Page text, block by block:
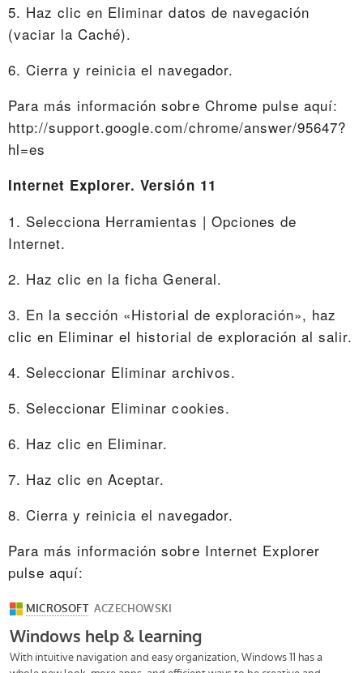
5. Haz clic en Eliminar datos de navegación
(vaciar la Caché).
6. Cierra y reinicia el navegador.
Para más información sobre Chrome pulse aquí:
http://support.google.com/chrome/answer/95647?
hl=es
Internet Explorer. Versión 11
1. Selecciona Herramientas | Opciones de
Internet.
2. Haz clic en la ficha General.
3. En la sección «Historial de exploración», haz
clic en Eliminar el historial de exploración al salir.
4. Seleccionar Eliminar archivos.
5. Seleccionar Eliminar cookies.
6. Haz clic en Eliminar.
7. Haz clic en Aceptar.
8. Cierra y reinicia el navegador.
Para más información sobre Internet Explorer
pulse aquí: